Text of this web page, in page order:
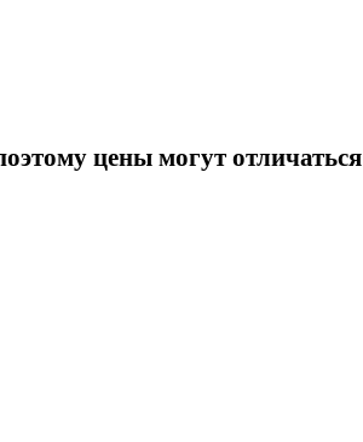
цены могут отличаться